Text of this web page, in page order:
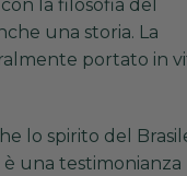
la filosofia del
una storia. La
portato in
lo spirito del
una testimonianza